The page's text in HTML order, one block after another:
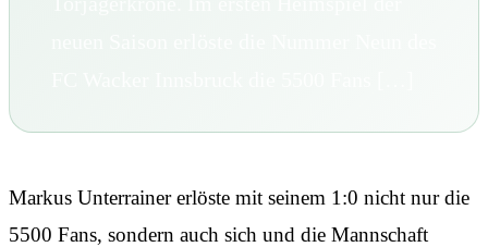
Markus Unterrainer erlöste mit seinem 1:0 nicht nur die
5500 Fans, sondern auch sich und die Mannschaft